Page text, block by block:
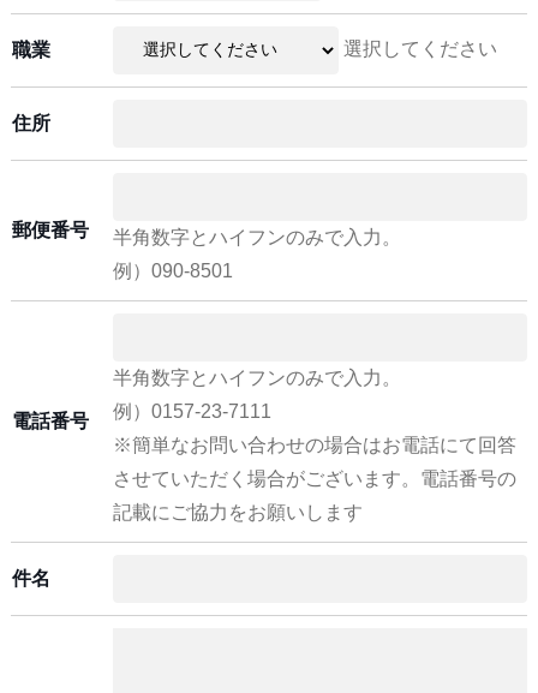
職業 選択してください
住所
郵便番号
半角数字とハイフンのみで入力。
例）090-8501
電話番号
半角数字とハイフンのみで入力。
例）0157-23-7111
※簡単なお問い合わせの場合はお電話にて回答
させていただく場合がございます。電話番号の
記載にご協力をお願いします
件名